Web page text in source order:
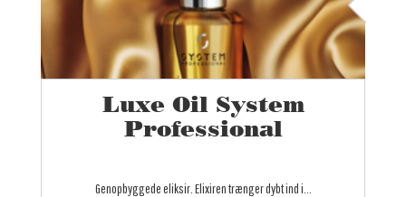
Luxe Oil System
Professional
Genopbyggede eliksir. Elixiren trænger dybt ind i...